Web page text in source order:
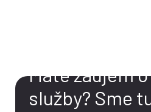
Máte záujem
služby? Sme